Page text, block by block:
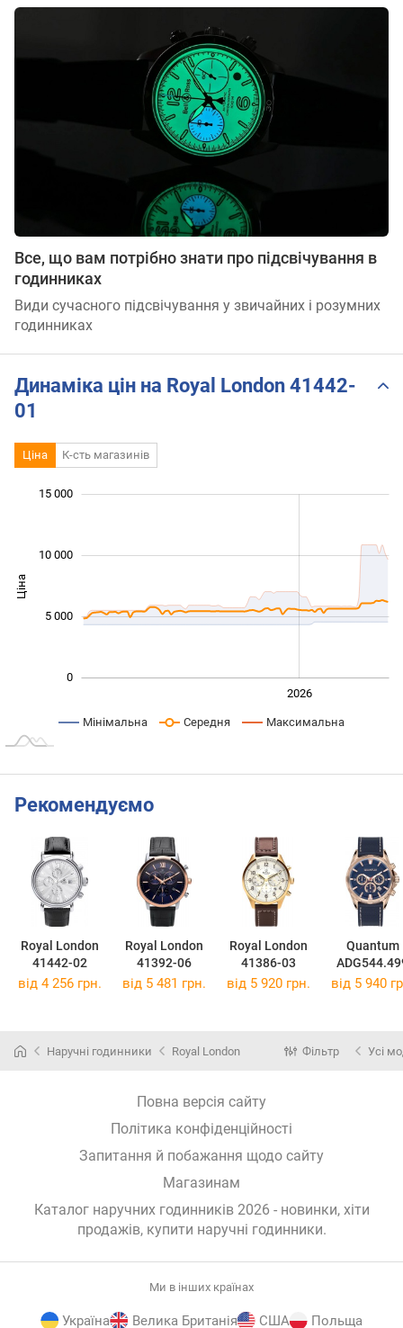
Все, що вам потрібно знати про підсвічування в
годинниках
Види сучасного підсвічування у звичайних і розумних
годинниках
Динаміка цін на Royal London 41442-
01
Ціна К-сть магазинів
Ціна
0
15 000
10 000
5 000
2026
Мінімальна Середня Максимальна
Рекомендуємо
Royal London
41442-02
Royal London
41392-06
Royal London
41386-03
Quantum
від 4 256 грн. від 5 481 грн. від 5 920 грн. від 5 940
Наручні годинники Royal London Фільтр Усі
Повна версія сайту
Політика конфіденційності
Запитання й побажання щодо сайту
Магазинам
Каталог наручних годинників 2026 - новинки, хіти
продажів, купити наручні годинники.
Ми в інших країнах
Україна Велика Британія США Польща